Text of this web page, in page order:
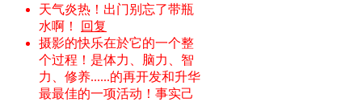
天气炎热！出门别忘了带瓶
水啊！
回复
摄影的快乐在於它的一个整
个过程！是体力、脑力、智
力、修养......的再开发和升华
最最佳的一项活动！事实己